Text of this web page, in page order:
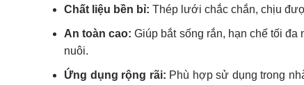
Chất liệu bền bỉ: Thép lưới chắc chắn, chịu
An toàn cao: Giúp bắt sống rắn, hạn chế tối
nuôi.
Ứng dụng rộng rãi: Phù hợp sử dụng trong